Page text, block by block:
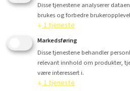
Disse tjenestene analyserer
brukes og forbedre
↓ 1tjeneste
Markedsføring
Disse tjenestene behandler
relevant innhold om produkter,
være interessert i.
↓ 1tjeneste